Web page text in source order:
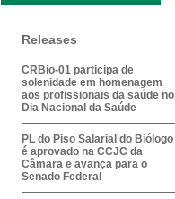
Releases
CRBio-01 participa de
solenidade em homenagem
aos profissionais da saúde no
Dia Nacional da Saúde
PL do Piso Salarial do Biólogo
é aprovado na CCJC da
Câmara e avança para o
Senado Federal